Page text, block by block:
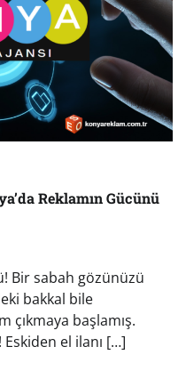
Reklamın Gücünü
Bir sabah gözünüzü
bakkal bile
çıkmaya başlamış.
el ilanı […]